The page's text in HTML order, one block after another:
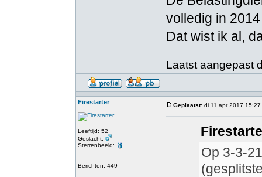
volledig in
Dat wist ik al,
Laatst aangepast
Firestarter
Leeftijd: 52
Geslacht:
Sterrenbeeld:
Berichten: 449
Geplaatst: di 11 apr 2017 15:27
Op 3-3-